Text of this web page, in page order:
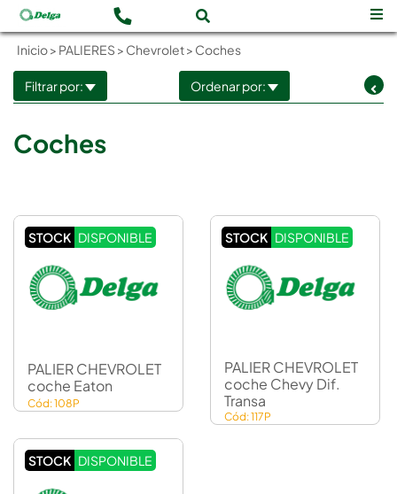
Inicio> PALIERES > Chevrolet> Coches
Filtrar por: Ordenar por:
Coches
STOCK DISPONIBLE
PALIER CHEVROLET
coche Eaton
Cód: 108P
STOCK DISPONIBLE
PALIER CHEVROLET
coche Chevy Dif.
Transa
Cód: 117P
STOCK DISPONIBLE